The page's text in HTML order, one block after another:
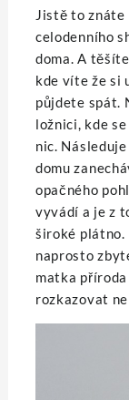
Jistě to
celodenního
doma. A
kde víte že si
půjdete spát.
ložnici, kde
nic.
domu
opačného
vyvádí a je z
široké plátno.
naprosto
matka
rozkazovat